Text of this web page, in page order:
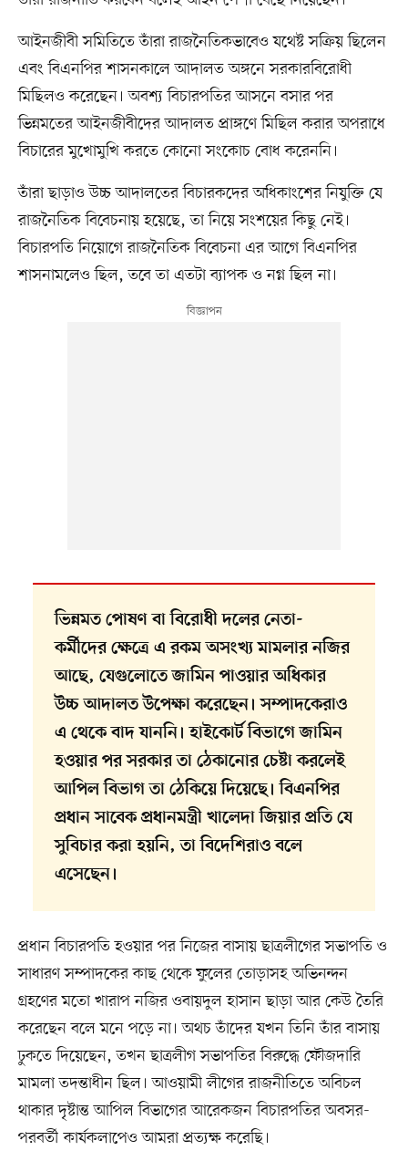
আইনজীবী সমিতিতে তাঁরা রাজনৈতিকভাবেও যথেষ্ট সক্রিয় ছিলেন
এবং বিএনপির শাসনকালে আদালত অঙ্গনে সরকারবিরোধী
মিছিলও করেছেন। অবশ্য বিচারপতির আসনে বসার পর
ভিন্নমতের আইনজীবীদের আদালত প্রাঙ্গণে মিছিল করার অপরাধে
বিচারের মুখোমুখি করতে কোনো সংকোচ বোধ করেননি।
তাঁরা ছাড়াও উচ্চ আদালতের বিচারকদের অধিকাংশের নিযুক্তি যে
রাজনৈতিক বিবেচনায় হয়েছে, তা নিয়ে সংশয়ের কিছু নেই।
বিচারপতি নিয়োগে রাজনৈতিক বিবেচনা এর আগে বিএনপির
শাসনামলেও ছিল, তবে তা এতটা ব্যাপক ও নগ্ন ছিল না।
ভিন্নমত পোষণ বা বিরোধী দলের নেতা-
কর্মীদের ক্ষেত্রে এ রকম অসংখ্য মামলার নজির
আছে, যেগুলোতে জামিন পাওয়ার অধিকার
উচ্চ আদালত উপেক্ষা করেছেন। সম্পাদকেরাও
এ থেকে বাদ যাননি। হাইকোর্ট বিভাগে জামিন
হওয়ার পর সরকার তা ঠেকানোর চেষ্টা করলেই
আপিল বিভাগ তা ঠেকিয়ে দিয়েছে। বিএনপির
প্রধান সাবেক প্রধানমন্ত্রী খালেদা জিয়ার প্রতি যে
সুবিচার করা হয়নি, তা বিদেশিরাও বলে
এসেছেন।
প্রধান বিচারপতি হওয়ার পর নিজের বাসায় ছাত্রলীগের সভাপতি ও
সাধারণ সম্পাদকের কাছ থেকে ফুলের তোড়াসহ অভিনন্দন
গ্রহণের মতো খারাপ নজির ওবায়দুল হাসান ছাড়া আর কেউ তৈরি
করেছেন বলে মনে পড়ে না। অথচ তাঁদের যখন তিনি তাঁর বাসায়
ঢুকতে দিয়েছেন, তখন ছাত্রলীগ সভাপতির বিরুদ্ধে ফৌজদারি
মামলা তদন্তাধীন ছিল। আওয়ামী লীগের রাজনীতিতে অবিচল
থাকার দৃষ্টান্ত আপিল বিভাগের আরেকজন বিচারপতির অবসর-
পরবর্তী কার্যকলাপেও আমরা প্রত্যক্ষ করেছি।